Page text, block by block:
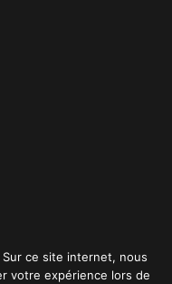
de confidentialité
ce site internet, nous
votre expérience lors de